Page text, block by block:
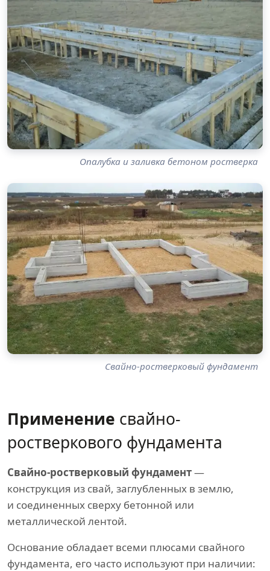
Опалубка и заливка бетоном ростверка
Свайно-ростверковый фундамент
Применение свайно-
ростверкового фундамента
Свайно-ростверковый фундамент—
конструкция из свай, заглубленных в землю,
и соединенных сверху бетонной или
металлической лентой.
Основание обладает всеми плюсами свайного
фундамента, его часто используют при наличии: